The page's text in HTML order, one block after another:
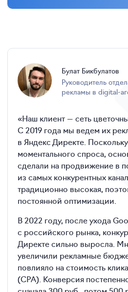
Булат Бикбулатов
руководитель отдела контекстной
рекламы в digital-
«Наш клиент — сеть
С 2019 года мы ведем их
в Яндекс Директе.
моментального спроса,
сделали на продвижение в
из самых конкурентных
традиционно высокая,
постоянной оптимизации.
В 2022 году, после ухода
с российского рынка,
Директе сильно выросла.
увеличили рекламные
повлияло на стоимость
(CPA). Конверсия